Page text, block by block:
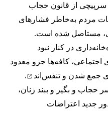
از قانون حجاب
مردم به‌خاطر فشارهای
مستاصل شده است.
در کنار نبود
کافه‌ها جزو معدود
جمع شدن و تنفس‌اند
.
حجاب و بگیر و ببند زنان،
جدید اعتراضات